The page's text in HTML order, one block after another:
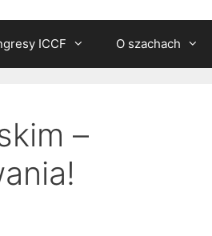
ICCF O szachach
–